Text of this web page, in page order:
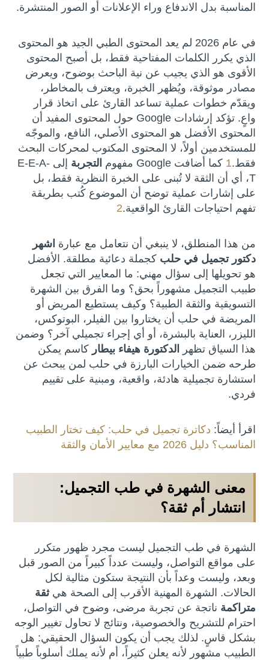
المناسبة بدل الاندفاع وراء الإعلانات أو الصور المنتشرة.
في عام 2026 لم يعد المحتوى الطبي الجيد هو المحتوى
الذي يكرر الكلمات المفتاحية فقط، بل أصبح المحتوى
الأقوى هو الذي يجيب عن نية الباحث بوضوح، ويعرض
مصادر موثوقة، ويُظهر الخبرة، ويعترف بالمخاطر،
ويقدّم خطوات عملية تساعد القارئ على اتخاذ قرار
واعٍ. تؤكد إرشادات Google حول المحتوى المفيد أن
المحتوى الأفضل هو المحتوى الأصلي، النافع، والموجّه
للمستخدمين أولاً، لا المحتوى المكتوب لمحركات البحث
فقط.1 كما أضافت Google مفهوم التجربة
إلى E-E-A-
T، أي أن الثقة لا تُبنى على الخبرة النظرية فقط، بل
على إشارات عملية توضح أن الموضوع كُتب بطريقة
تفهم احتياجات القارئ الواقعية.2
من هذا المنطلق، لا ينبغي أن نتعامل مع عبارة اشهر
دكتور تجميل في حلب كجملة دعائية مطلقة. الأفضل
هو تحويلها إلى سؤال مهني: ما المعايير التي تجعل
طبيب التجميل مشهوراً بحق؟ وما الفرق بين الشهرة
التسويقية والثقة الطبية؟ وكيف يستطيع المريض أو
المريضة في حلب أن يختاروا بين الفيلر، البوتوكس،
الليزر، العناية بالبشرة، أو أي إجراء تجميلي آخر؟ وضمن
هذا السياق تظهر
الدكتورة هيفاء بيطار كاسم يمكن
طرحه ضمن الخيارات البارزة في حلب لمن يبحث عن
استشارة تجميلية هادئة، واقعية، ومبنية على تقييم
فردي.
اقرأ أيضاً: دكاترة تجميل في حلب: كيف تختار الطبيب
المناسب؟ دليل 2026 مع معايير الأمان والثقة
معنى الشهرة في طب التجميل:
انتشار أم ثقة؟
الشهرة في طب التجميل ليست مجرد ظهور متكرر
على مواقع التواصل، وليست عدداً كبيراً من الصور قبل
وبعد، وليست وعداً بأن النتيجة ستكون مثالية لكل
الحالات. الشهرة المهنية الأقرب إلى الصحة هيثقة
متراكمة ناتجة عن تجربة مرضى، وضوح في التواصل،
احترام للتشريح والخصوصية، ونتائج لا تحاول تغيير الوجه
بشكل قاسٍ. لذلك يجب أن يكون السؤال الحقيقي: هل
الطبيب مشهور لأنه يعلن كثيراً، أم لأنه يملك أسلوباً طبياً